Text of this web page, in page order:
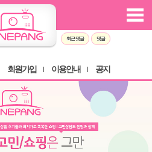
최근 댓글 댓글
회원가입 이용안내 공지